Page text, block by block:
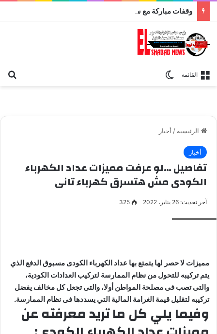
القائمة
الرئيسية / أخبار
أخبار
تفاصيل …لو عرفت مميزات عداد الكهرباء
الكودى مش هتسرق كهرباء تانى
آخر تحديث: 26 يناير، 2022 325
مميزات لا حصر لها يتمتع بها عداد الكهرباء الكودى مسبوق الدفع الذي
يتم تركيبه للتحول من نظام الممارسة لتركيب العدادات الكودية،
والتى تصب فى مصلحة المواطن أولا، والتى تجعل كل مخالف يفضل
تركيبه لتقليل قيمة الغرامة المالية التي يسددها فى نظام الممارسة.
وفيما يلي كل ما تريد معرفته عن